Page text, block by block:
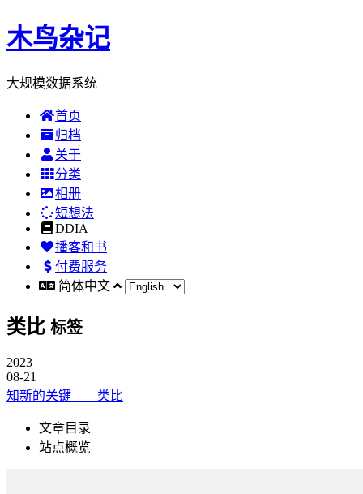
木鸟杂记
大规模数据系统
首页
归档
关于
分类
相册
短想法
DDIA
播客和书
付费服务
简体中文
类比 标签
2023
08-21
知新的关键——类比
文章目录
站点概览